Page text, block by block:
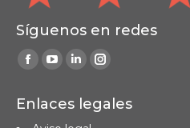
Síguenos en redes
Find us on:
Facebook
opens
YouTube
opens
Linkedin
opens
Instagram
opens
Enlaces legales